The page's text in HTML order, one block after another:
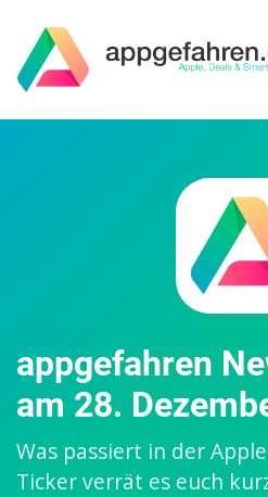
appgefahren
am 28.
Was passiert in der
Ticker verrät es euch